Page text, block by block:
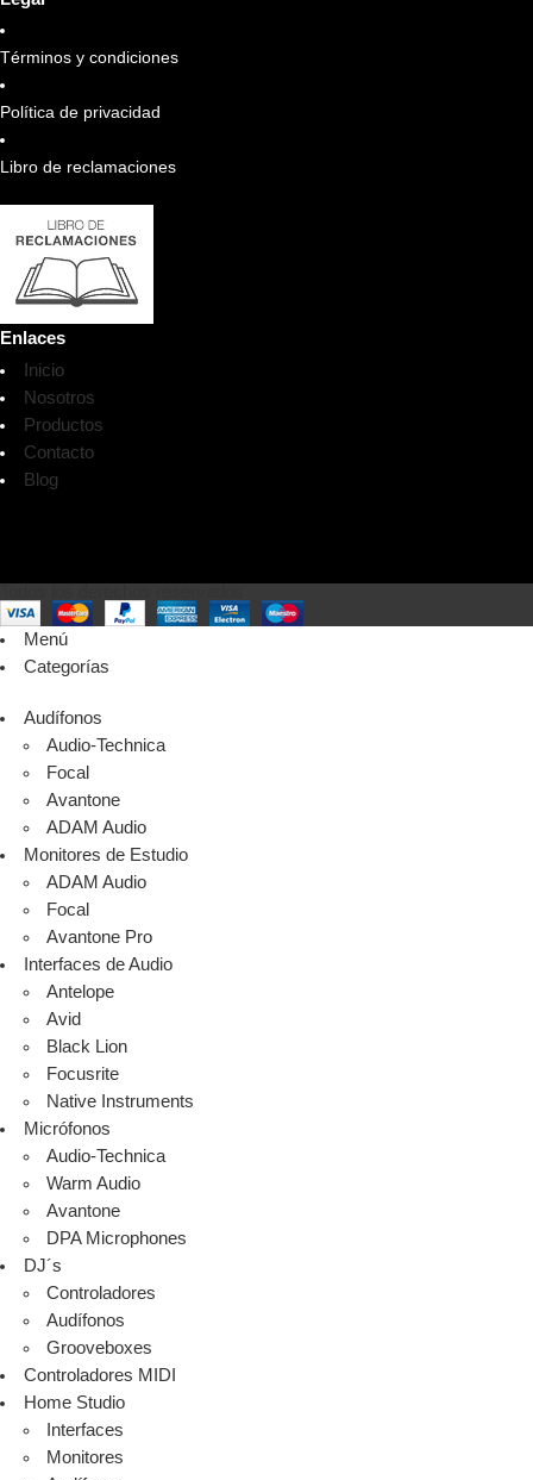
Términos y condiciones
Política de privacidad
Libro de reclamaciones
Enlaces
Inicio
Nosotros
Productos
Contacto
Blog
Menú
Categorías
Audífonos
Audio-Technica
Focal
Avantone
ADAM Audio
Monitores de Estudio
ADAM Audio
Focal
Avantone Pro
Interfaces de Audio
Antelope
Avid
Black Lion
Focusrite
Native Instruments
Micrófonos
Audio-Technica
Warm Audio
Avantone
DPA Microphones
DJ´s
Controladores
Audífonos
Grooveboxes
Controladores MIDI
Home Studio
Interfaces
Monitores